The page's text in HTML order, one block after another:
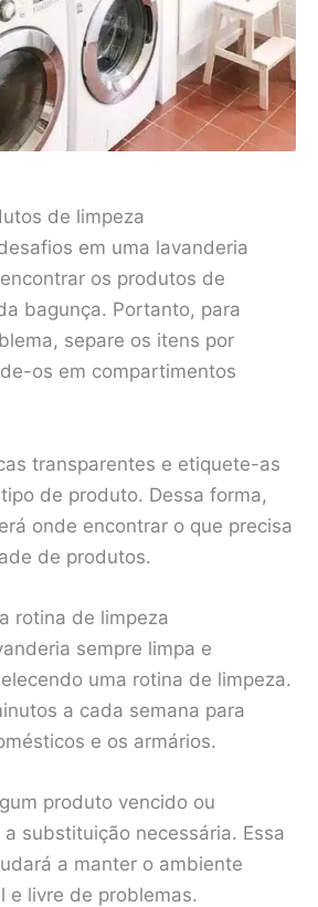
de limpeza
em uma lavanderia
os produtos de
bagunça. Portanto, para
separe os itens por
os em compartimentos
transparentes e etiquete-as
de produto. Dessa forma,
onde encontrar o que precisa
de produtos.
rotina de limpeza
sempre limpa e
uma rotina de limpeza.
a cada semana para
e os armários.
produto vencido ou
substituição necessária. Essa
a manter o ambiente
e livre de problemas.